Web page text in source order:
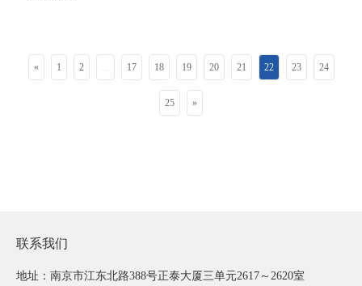
« 1 2 ... 17 18 19 20 21 22 23 24
25 »
联系我们
地址：南京市江东北路388号正泰大厦三单元2617～2620室